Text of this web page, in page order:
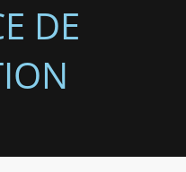
DE